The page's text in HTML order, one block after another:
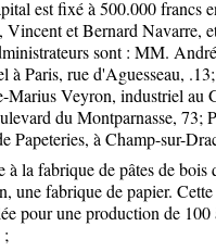
est fixé à 500.000 francs
et Bernard Navarre,
sont : MM.
Paris, rue d'Aguesseau,
Marius Veyron, industriel
du Montparnasse, 73;
à Champ-sur-
la fabrique de pâtes de bois
une fabrique de papier.
pour une production de
;